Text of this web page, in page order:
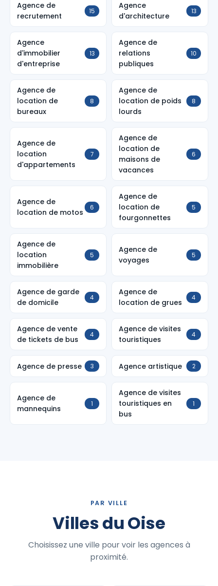
Agence de
recrutement
15
Agence
d'architecture
13
Agence
d'immobilier
d'entreprise
13
Agence de
relations
publiques
10
Agence de
location de
bureaux
8
Agence de
location de poids
lourds
8
Agence de
location
d'appartements
7
Agence de
location de
maisons de
vacances
6
Agence de
location de motos
6
Agence de
location de
fourgonnettes
5
Agence de
location
immobilière
5
Agence de
voyages
5
Agence de garde
de domicile
4
Agence de
location de grues
4
Agence de vente
de tickets de bus
4
Agence de visites
touristiques
4
Agence de presse 3 Agence artistique 2
Agence de
mannequins
1
Agence de visites
touristiques en
bus
1
PAR VILLE
Villes du Oise
Choisissez une ville pour voir les agences à
proximité.